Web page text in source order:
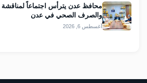
محافظ عدن يترأس اجتماعاً لمناقشة
والصرف الصحي في عدن
أغسطس 6, 2026